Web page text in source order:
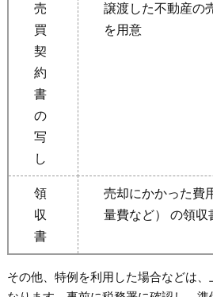
売
買
契
約
書
の
写
し
譲渡した不動産の
を用意
領
収
書
売却にかかった費
量費など） の領収
その他、特例を利用した場合などは